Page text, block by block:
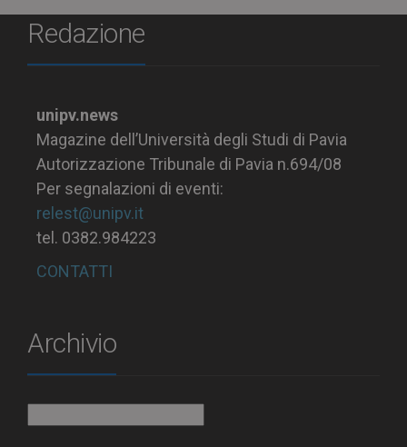
Redazione
unipv.news
Magazine dell’Università degli Studi di Pavia
Autorizzazione Tribunale di Pavia n.694/08
Per segnalazioni di eventi:
relest@unipv.it
tel. 0382.984223
CONTATTI
Archivio